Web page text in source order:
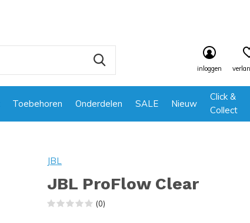
Toebehoren Onderdelen SALE Nieuw
Click &
Collect
inloggen
JBL
JBL ProFlow Clear
(0)